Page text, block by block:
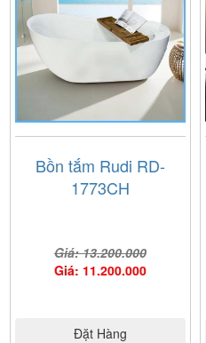
Bồn tắm Rudi RD-
1773CH
Giá: 13.200.000
Giá: 11.200.000
Đặt Hàng